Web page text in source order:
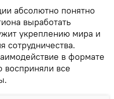
абсолютно понятно
выработать
укреплению мира и
сотрудничества.
в формате
все